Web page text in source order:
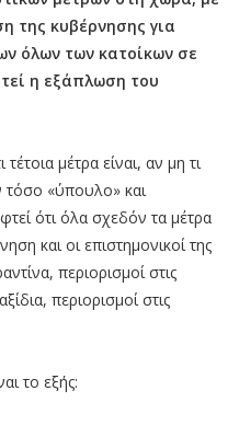
της κυβέρνησης για
όλων των κατοίκων σε
η εξάπλωση του
μέτρα είναι, αν μη τι
τόσο «ύπουλο» και
ότι όλα σχεδόν τα μέτρα
και οι επιστημονικοί της
περιορισμοί στις
περιορισμοί στις
το εξής: